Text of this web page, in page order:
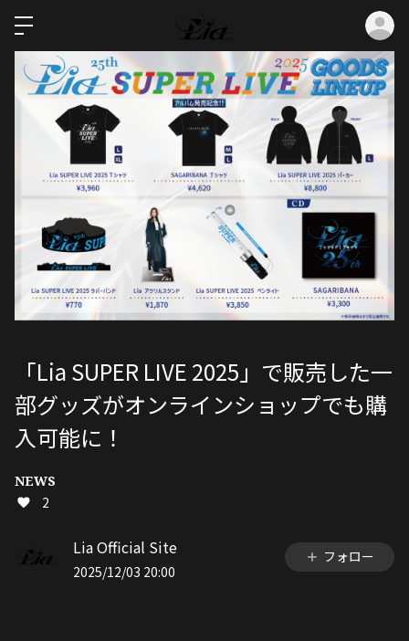
「Lia SUPER LIVE 2025」で販売した一
部グッズがオンラインショップでも購
入可能に！
NEWS
2
Lia Official Site
2025/12/03 20:00
フォロー